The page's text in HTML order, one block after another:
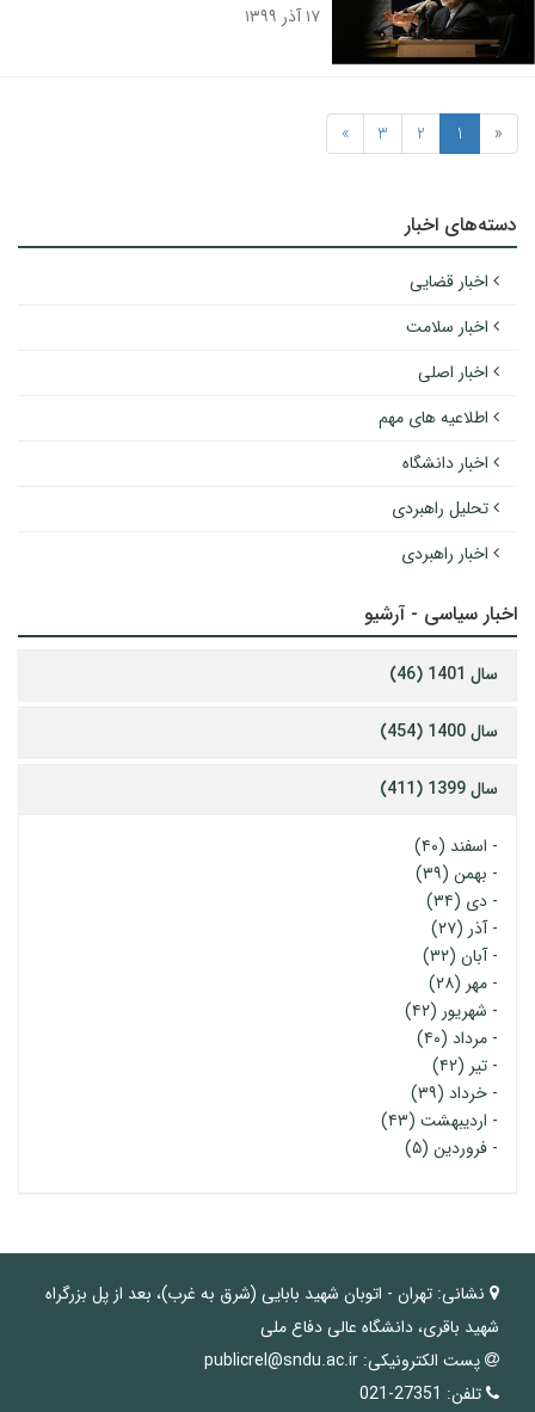
۱۷ آذر ۱۳۹۹
«
1
2
3
»
دسته‌های اخبار
اخبار قضایی
اخبار سلامت
اخبار اصلی
اطلاعیه های مهم
اخبار دانشگاه
تحلیل راهبردی
اخبار راهبردی
اخبار سیاسی - آرشیو
سال 1401 (46)
سال 1400 (454)
سال 1399 (411)
- اسفند (۴۰)
- بهمن (۳۹)
- دی (۳۴)
-آذر (۲۷)
-آبان (۳۲)
- مهر (۲۸)
- شهریور (۴۲)
- مرداد (۴۰)
- تیر (۴۲)
- خرداد (۳۹)
- اردیبهشت (۴۳)
- فروردین (۵)
نشانی: تهران - اتوبان شهید بابایی (شرق به غرب)، بعد از پل بزرگراه
شهید باقری، دانشگاه عالی دفاع ملی
پست الکترونیکی: publicrel@sndu.ac.ir
تلفن: 27351-021